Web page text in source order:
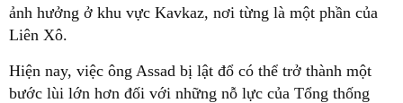
ảnh hưởng ở khu vực Kavkaz, nơi từng là một phần của
Liên Xô.
Hiện nay, việc ông Assad bị lật đổ có thể trở thành một
bước lùi lớn hơn đối với những nỗ lực của Tổng thống